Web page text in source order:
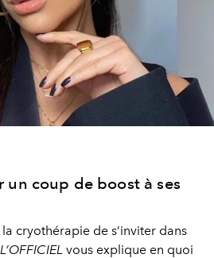
un coup de boost à ses
cryothérapie de s’inviter dans
L’OFFICIEL vous explique en quoi